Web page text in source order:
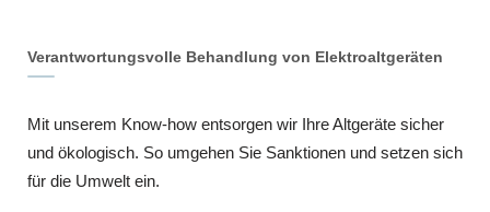
Verantwortungsvolle Behandlung von Elektroaltgeräten
Mit unserem Know-how entsorgen wir Ihre Altgeräte sicher
und ökologisch. So umgehen Sie Sanktionen und setzen sich
für die Umwelt ein.